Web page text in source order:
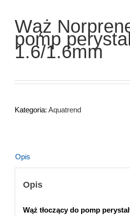
Wąż
pomp
1.6/1.6mm
Kategoria: Aquatrend
Opis
Opis
Wąż tłoczący do pomp